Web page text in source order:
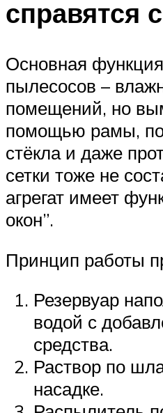
справятся
Основная
пылесосов –
помещений, но
помощью рамы,
стёкла и даже
сетки тоже не
агрегат имеет
окон”.
Принцип работы
Резервуар
водой с
средства.
Раствор по
насадке.